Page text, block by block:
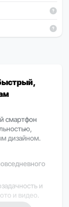
смартфон
дизайном.
и
и видео.